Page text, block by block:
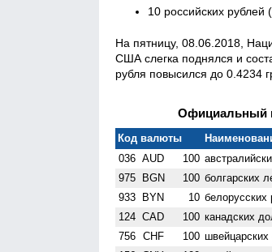
10 российских рублей
На пятницу, 08.06.2018,
США слегка поднялся и
рубля повысился до 0.4234
Официальный
Код валюты
036 AUD 100
975 BGN 100 болгарских
933 BYN 10 белорусских
124 CAD 100 канадских
756 CHF 100